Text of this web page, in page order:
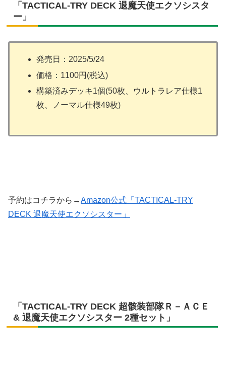
「TACTICAL-TRY DECK 退魔天使エクソシスタ
ー」
発売日：2025/5/24
価格：1100円(税込)
構築済みデッキ1個(50枚、ウルトラレア仕様1
枚、ノーマル仕様49枚)
予約はコチラから→Amazon公式「TACTICAL-TRY
DECK 退魔天使エクソシスター」
「TACTICAL-TRY DECK 超骸装部隊Ｒ－ＡＣＥ
& 退魔天使エクソシスター 2種セット」